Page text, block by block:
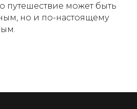
путешествие может быть
но и по-настоящему